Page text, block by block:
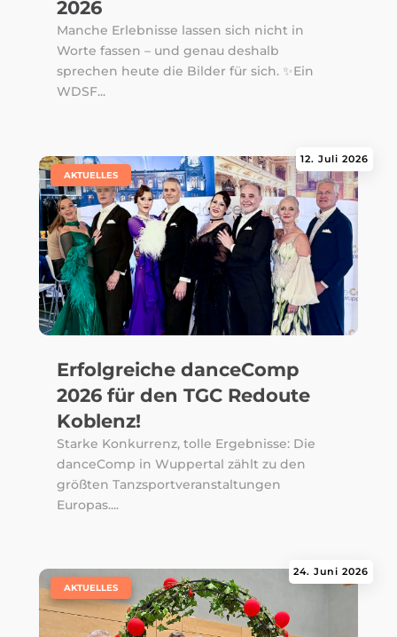
2026
Manche Erlebnisse lassen sich nicht in
Worte fassen – und genau deshalb
sprechen heute die Bilder für sich. ✨Ein
WDSF...
Erfolgreiche danceComp
2026 für den TGC Redoute
Koblenz!
12. Juli 2026
AKTUELLES
Starke Konkurrenz, tolle Ergebnisse: Die
danceComp in Wuppertal zählt zu den
größten Tanzsportveranstaltungen
Europas....
24. Juni 2026
AKTUELLES